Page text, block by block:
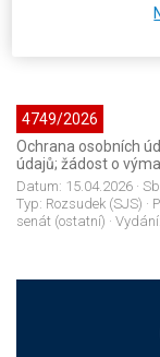
·
4749/2026
Ochrana osobních
údajů; žádost o
Datum: 15.04.2026 ·
Typ: Rozsudek (SJS) ·
senát (ostatní) · Vydání: